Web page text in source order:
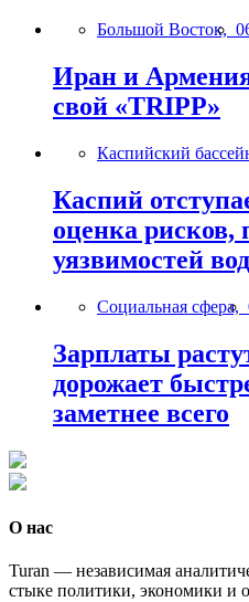
Большой Восток,
Иран и
свой «TRIPP»
Каспийский
Каспий
оценка рисков,
уязвимостей
Социальная сфера,
Зарплаты
дорожает
заметнее всего
О нас
Turan — независимая
стыке политики, экономики и